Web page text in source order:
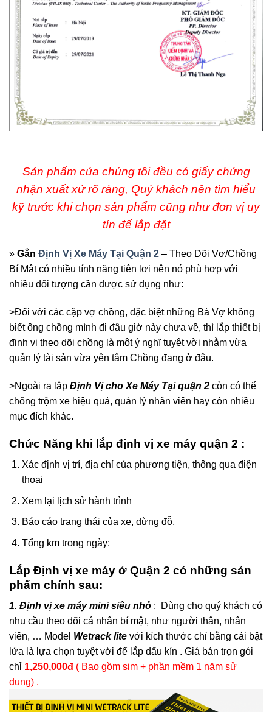
Sản phẩm của chúng tôi đều có giấy chứng
nhận xuất xứ rõ ràng, Quý khách nên tìm hiểu
kỹ trước khi chọn sản phẩm cũng như đơn vị uy
tín để lắp đặt
» Gắn Định Vị Xe Máy Tại Quận 2 – Theo Dõi Vợ/Chồng
Bí Mật có nhiều tính năng tiện lợi nên nó phù hợp với
nhiều đối tượng cần được sử dụng như:
>Đối với các cặp vợ chồng, đặc biệt những Bà Vợ không
biết ông chồng mình đi đâu giờ này chưa về, thì lắp thiết bị
định vị theo dõi chồng là một ý nghĩ tuyệt vời nhằm vừa
quản lý tài sản vừa yên tâm Chồng đang ở đâu.
>Ngoài ra lắp Định Vị cho Xe Máy Tại quận 2 còn có thể
chống trộm xe hiệu quả, quản lý nhân viên hay còn nhiều
mục đích khác.
Chức Năng khi lắp định vị xe máy quận 2 :
Xác định vị trí, địa chỉ của phương tiện, thông qua điện
thoại
Xem lại lịch sử hành trình
Báo cáo trạng thái của xe, dừng đỗ,
Tổng km trong ngày:
Lắp Định vị xe máy ở Quận 2 có những sản
phẩm chính sau:
1. Định vị xe máy mini siêu nhỏ : Dùng cho quý khách có
nhu cầu theo dõi cá nhân bí mật, như người thân, nhân
viên, … Model Wetrack lite với kích thước chỉ bằng cái bật
lửa là lựa chọn tuyệt vời để lắp dấu kín . Giá bán trọn gói
chỉ 1,250,000đ ( Bao gồm sim + phần mềm 1 năm sử
dụng) .